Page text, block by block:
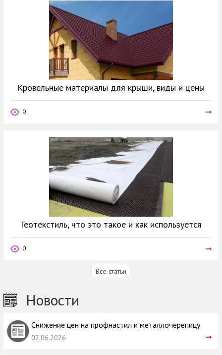
Кровельные материалы для крыши, виды и цены
0
Геотекстиль, что это такое и как используется
0
Все статьи
Новости
Снижение цен на профнастил и металлочерепицу
02.06.2026